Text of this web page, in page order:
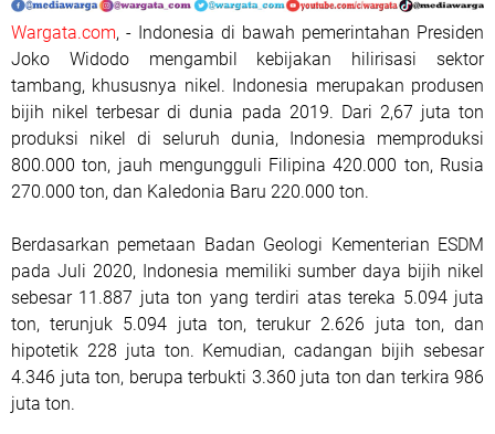
Wargata.com, - Indonesia di bawah pemerintahan Presiden
Joko Widodo mengambil kebijakan hilirisasi sektor
tambang, khususnya nikel. Indonesia merupakan produsen
bijih nikel terbesar di dunia pada 2019. Dari 2,67 juta ton
produksi nikel di seluruh dunia, Indonesia memproduksi
800.000 ton, jauh mengungguli Filipina 420.000 ton, Rusia
270.000 ton, dan Kaledonia Baru 220.000 ton.
Berdasarkan pemetaan Badan Geologi Kementerian ESDM
pada Juli 2020, Indonesia memiliki sumber daya bijih nikel
sebesar 11.887 juta ton yang terdiri atas tereka 5.094 juta
ton, terunjuk 5.094 juta ton, terukur 2.626 juta ton, dan
hipotetik 228 juta ton. Kemudian, cadangan bijih sebesar
4.346 juta ton, berupa terbukti 3.360 juta ton dan terkira 986
juta ton.